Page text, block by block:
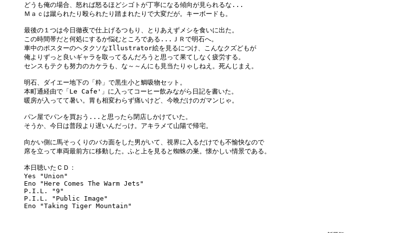
どうも俺の場合、怒れば怒るほどシゴトが丁寧になる傾向が見られるな...
Ｍａｃは蹴られたり殴られたり踏まれたりで大変だが。キーボードも。
最後の１つは今日徹夜で仕上げるつもり、とりあえずメシを食いに出た。
この時間帯だと何処にするか悩むところである...ＪＲで明石へ。
車中のポスターのヘタクソなIllustrator絵を見るにつけ、こんなクズどもが
俺よりずっと良いギャラを取ってるんだろうと思って果てしなく疲労する。
センスもテクも努力のカケラも、な～～んにも見当たりゃしねえ。死んじまえ。
明石、ダイエー地下の「粋」で黒生小と鯛吸物セット。
本町通経由で「Le Cafe'」に入ってコーヒー飲みながら日記を書いた。
暖房が入ってて暑い。胃も相変わらず痛いけど、今晩だけのガマンじゃ。
パン屋でパンを買おう...と思ったら閉店しかけていた。
そうか、今日は普段より遅いんだっけ。アキラメて山陽で帰宅。
向かい側に馬そっくりのバカ面をした男がいて、視界に入るだけでも不愉快なので
席を立って車両最前方に移動した。ふと上を見ると蜘蛛の巣。懐かしい情景である。
本日聴いたＣＤ：
Yes "Union"
Eno "Here Comes The Warm Jets"
P.I.L. "9"
P.I.L. "Public Image"
Eno "Taking Tiger Mountain"